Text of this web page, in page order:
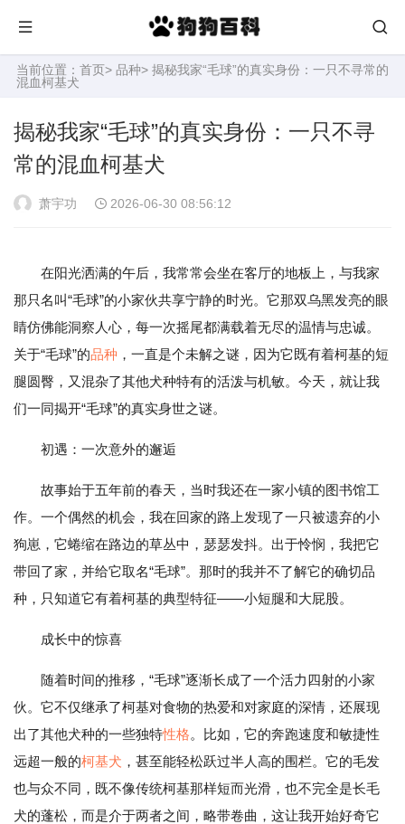
当前位置： 首页> 品种> 揭秘我家“毛球”的真实身份：一只不寻常的
混血柯基犬
揭秘我家“毛球”的真实身份：一只不寻
常的混血柯基犬
萧宇功 2026-06-30 08:56:12
在阳光洒满的午后，我常常会坐在客厅的地板上，与我家
那只名叫“毛球”的小家伙共享宁静的时光。它那双乌黑发亮的眼
睛仿佛能洞察人心，每一次摇尾都满载着无尽的温情与忠诚。
关于“毛球”的品种 ，一直是个未解之谜，因为它既有着柯基的短
腿圆臀，又混杂了其他犬种特有的活泼与机敏。今天，就让我
们一同揭开“毛球”的真实身世之谜。
初遇：一次意外的邂逅
故事始于五年前的春天，当时我还在一家小镇的图书馆工
作。一个偶然的机会，我在回家的路上发现了一只被遗弃的小
狗崽，它蜷缩在路边的草丛中，瑟瑟发抖。出于怜悯，我把它
带回了家，并给它取名“毛球”。那时的我并不了解它的确切品
种，只知道它有着柯基的典型特征——小短腿和大屁股。
成长中的惊喜
随着时间的推移，“毛球”逐渐长成了一个活力四射的小家
伙。它不仅继承了柯基对食物的热爱和对家庭的深情，还展现
出了其他犬种的一些独特性格。比如，它的奔跑速度和敏捷性
远超一般的柯基犬 ，甚至能轻松跃过半人高的围栏。它的毛发
也与众不同，既不像传统柯基那样短而光滑，也不完全是长毛
犬的蓬松，而是介于两者之间，略带卷曲，这让我开始好奇它